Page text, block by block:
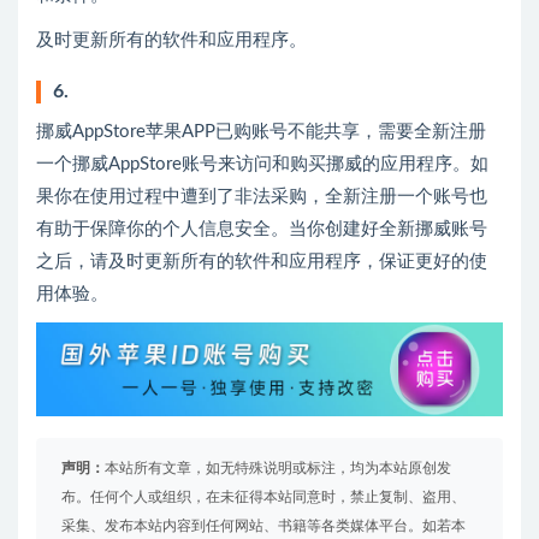
及时更新所有的软件和应用程序。
6.
挪威AppStore苹果APP已购账号不能共享，需要全新注册
一个挪威AppStore账号来访问和购买挪威的应用程序。如
果你在使用过程中遭到了非法采购，全新注册一个账号也
有助于保障你的个人信息安全。当你创建好全新挪威账号
之后，请及时更新所有的软件和应用程序，保证更好的使
用体验。
声明： 本站所有文章，如无特殊说明或标注，均为本站原创发
布。任何个人或组织，在未征得本站同意时，禁止复制、盗用、
采集、发布本站内容到任何网站、书籍等各类媒体平台。如若本